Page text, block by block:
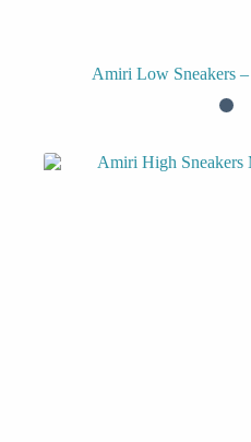
Amiri Low Sneakers